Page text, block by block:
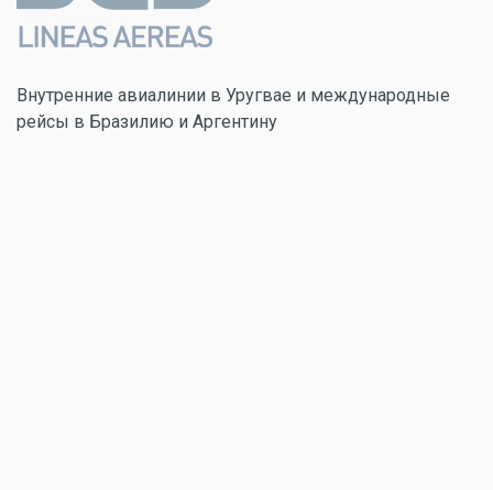
Внутренние авиалинии в Уругвае и международные
рейсы в Бразилию и Аргентину